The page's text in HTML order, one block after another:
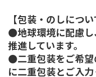
【包装・のしについ
●地球環境に配慮し
推進しています。
●二重包装をご希望
に二重包装とご入力